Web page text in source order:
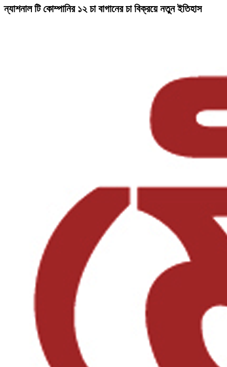
ন্যাশনাল টি কোম্পানির ১২ চা বাগানের চা বিক্রয়ে নতুন ইতিহাস